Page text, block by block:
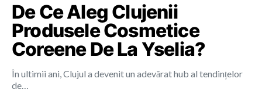
De Ce Aleg Clujenii
Produsele Cosmetice
Coreene De La Yselia?
În ultimii ani, Clujul a devenit un adevărat hub al tendințelor
de…